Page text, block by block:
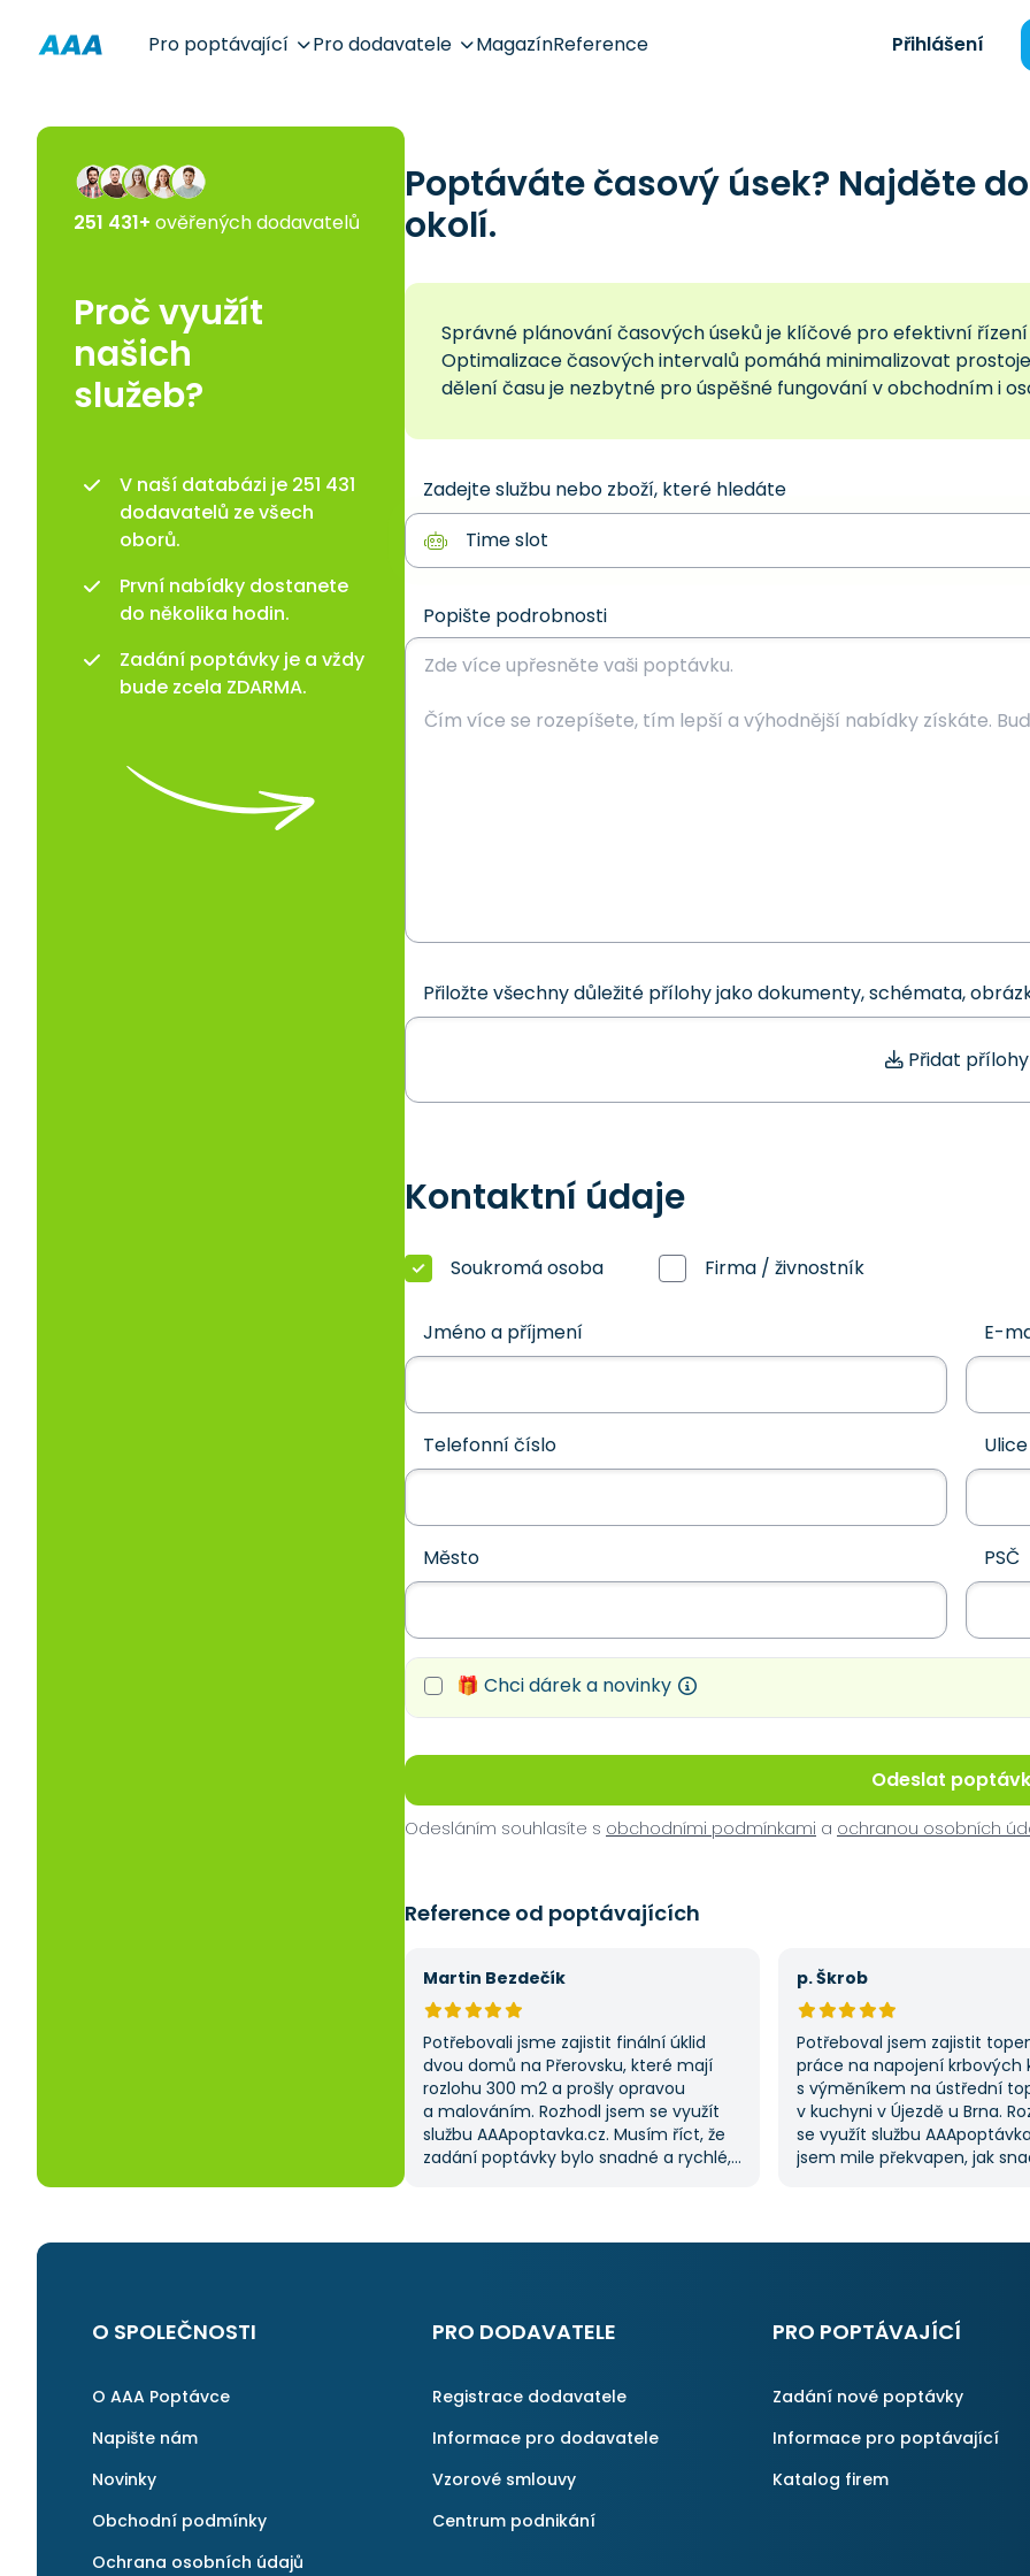
Pro poptávající Pro dodavatele MagazínReference Přihlášení
Poptáváte časový úsek? Najděte
okolí.
Správné plánování časových úseků je klíčové pro efektivní
Optimalizace časových intervalů pomáhá minimalizovat
dělení času je nezbytné pro úspěšné fungování v obchodním i
Zadejte službu nebo zboží, které hledáte
Popište podrobnosti
Přiložte všechny důležité přílohy jako dokumenty, schémata,
Přidat přílohy
Kontaktní údaje
Soukromá osoba Firma / živnostník
Jméno a příjmení E-
Telefonní číslo Ulice
Město PSČ
🎁 Chci dárek a novinky
Odeslat
Odesláním souhlasíte s obchodními podmínkami a ochranou osobních
Reference od poptávajících
Martin Bezdečík
Potřebovali jsme zajistit finální úklid
dvou domů na Přerovsku, které mají
rozlohu 300 m2 a prošly opravou
a malováním. Rozhodl jsem se využít
službu AAApoptavka.cz. Musím říct, že
zadání poptávky bylo snadné a rychlé,
a AAApoptavka.cz mi tuto výhodu
najít rychlé řešení. Vše proběhlo
znovu.
p. Škrob
Potřeboval jsem zajistit
práce na napojení krbových
s výměníkem na ústřední
v kuchyni v Újezdě u Brna.
se využít službu
jsem mile překvapen, jak
moje očekávání a určitě se
další řemeslné práce.
251 431+ ověřených dodavatelů
Proč využít
našich
služeb?
V naší databázi je 251 431
dodavatelů ze všech
oborů.
První nabídky dostanete
do několika hodin.
Zadání poptávky je a vždy
bude zcela ZDARMA.
O SPOLEČNOSTI
O AAA Poptávce
Napište nám
Novinky
Obchodní podmínky
Ochrana osobních údajů
PRO DODAVATELE
Registrace dodavatele
Informace pro dodavatele
Vzorové smlouvy
Centrum podnikání
PRO POPTÁVAJÍCÍ
Zadání nové poptávky
Informace pro poptávající
Katalog firem